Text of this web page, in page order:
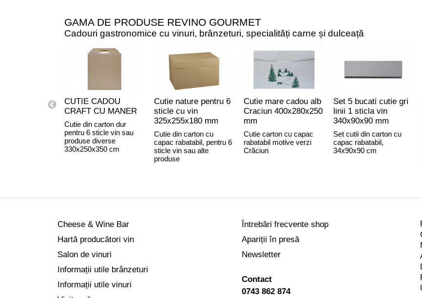
GAMA DE PRODUSE REVINO GOURMET
Cadouri gastronomice cu vinuri, brânzeturi, specialități carne și dulceață
CUTIE CADOU
CRAFT CU MANER
Cutie din carton dur
pentru 6 sticle vin sau
produse diverse
330x250x350 cm
Cutie nature pentru 6
sticle cu vin
325x255x180 mm
Cutie din carton cu
capac rabatabil, pentru 6
sticle vin sau alte
produse
Cutie mare cadou alb
Craciun 400x280x250
mm
Cutie carton cu capac
rabatabil motive verzi
Crăciun
Set 5 bucati cutie gri
linii 1 sticla vin
340x90x90 mm
Set cutii din carton cu
capac rabatabil,
34x90x90 cm
Cheese & Wine Bar
Hartă producători vin
Salon de vinuri
Informații utile brânzeturi
Informații utile vinuri
Întrebări frecvente shop
Apariții în presă
Newsletter
Contact
0743 862 874